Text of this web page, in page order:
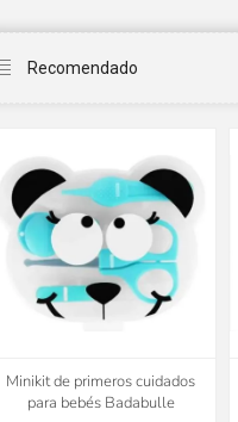
Minikit de primeros cuidados
para bebés Badabulle